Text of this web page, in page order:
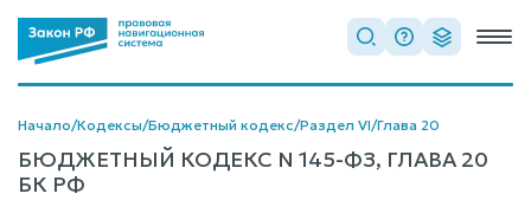
Начало/Кодексы/Бюджетный кодекс/Раздел VI/Глава 20
БЮДЖЕТНЫЙ КОДЕКС N 145-ФЗ, ГЛАВА 20
БК РФ